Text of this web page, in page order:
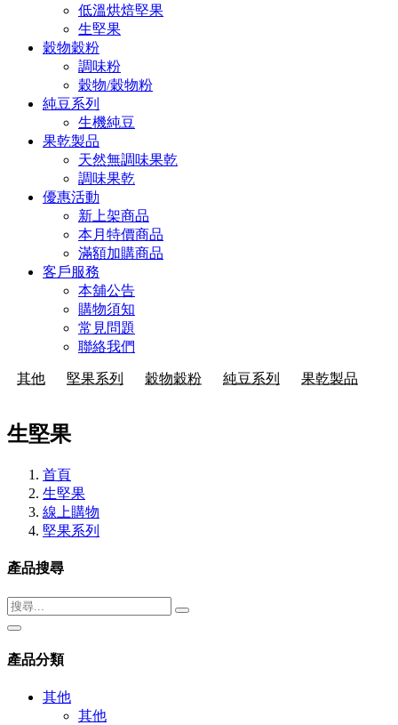
低溫烘焙堅果
生堅果
穀物穀粉
調味粉
穀物/穀物粉
純豆系列
生機純豆
果乾製品
天然無調味果乾
調味果乾
優惠活動
新上架商品
本月特價商品
滿額加購商品
客戶服務
本舖公告
購物須知
常見問題
聯絡我們
其他 堅果系列 穀物穀粉 純豆系列 果乾製品
生堅果
首頁
生堅果
線上購物
堅果系列
產品搜尋
產品分類
其他
其他